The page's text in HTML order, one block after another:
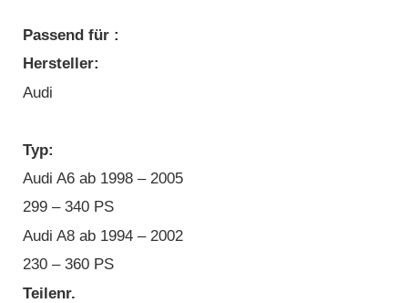
Passend für :
Hersteller:
Audi
Typ:
Audi A6 ab 1998 – 2005
299 – 340 PS
Audi A8 ab 1994 – 2002
230 – 360 PS
Teilenr.